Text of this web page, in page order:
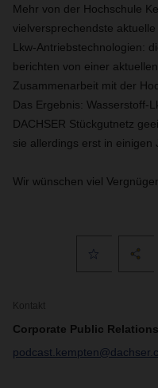
Mehr von der Hochschule
vielversprechendste
Lkw-Antriebstechnologien:
berichten von einer
Zusammenarbeit mit der
Das Ergebnis: Wasserstoff-
DACHSER Stückgutnetz
sie allerdings erst in einigen
Wir wünschen viel
Kontakt
Corporate Public